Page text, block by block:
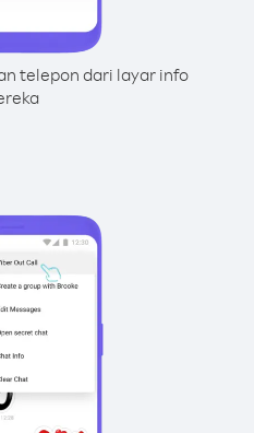
telepon dari layar info